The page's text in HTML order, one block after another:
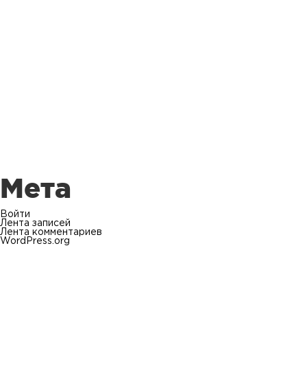
Мета
Войти
Лента записей
Лента комментариев
WordPress.org